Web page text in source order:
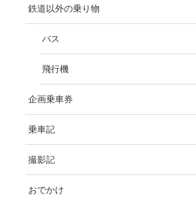
鉄道以外の乗り物
バス
飛行機
企画乗車券
乗車記
撮影記
おでかけ